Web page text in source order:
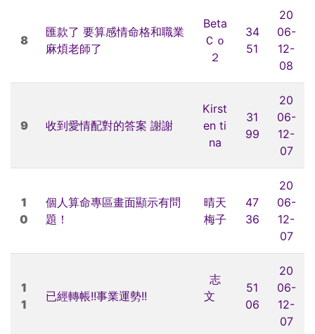
8
匯款了 要算感情命格和職業
麻煩老師了
Beta
Ｃｏ
２
34
51
20
06-
12-
08
9 收到愛情配對的答案 謝謝
Kirst
en ti
na
31
99
20
06-
12-
07
1
0
個人算命專區畫面顯示有問
題！
晴天
梅子
47
36
20
06-
12-
07
1
1
已經轉帳!!事業運勢!!
志
文
51
06
20
06-
12-
07